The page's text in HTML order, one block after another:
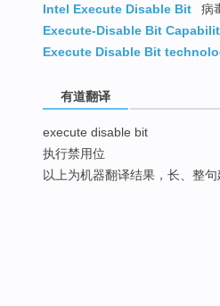
Intel Execute Disable Bit
病
Execute-Disable Bit
Execute Disable Bit
有道翻译
execute disable bit
执行禁用位
以上为机器翻译结果，长、整